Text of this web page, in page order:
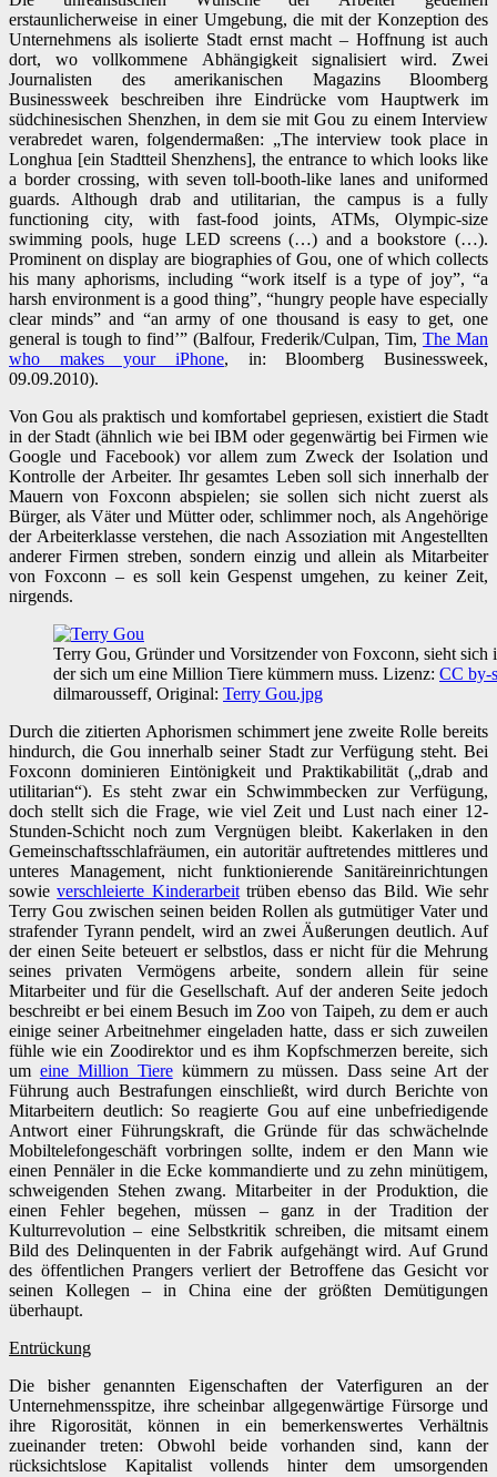
erstaunlicherweise in einer Umgebung, die mit der Konzeption des
Unternehmens als isolierte Stadt ernst macht – Hoffnung ist auch
dort, wo vollkommene Abhängigkeit signalisiert wird. Zwei
Journalisten des amerikanischen Magazins Bloomberg
Businessweek beschreiben ihre Eindrücke vom Hauptwerk im
südchinesischen Shenzhen, in dem sie mit Gou zu einem Interview
verabredet waren, folgendermaßen: „The interview took place in
Longhua [ein Stadtteil Shenzhens], the entrance to which looks like
a border crossing, with seven toll-booth-like lanes and uniformed
guards. Although drab and utilitarian, the campus is a fully
functioning city, with fast-food joints, ATMs, Olympic-size
swimming pools, huge LED screens (…) and a bookstore (…).
Prominent on display are biographies of Gou, one of which collects
his many aphorisms, including “work itself is a type of joy”, “a
harsh environment is a good thing”, “hungry people have especially
clear minds” and “an army of one thousand is easy to get, one
general is tough to find’” (Balfour, Frederik/Culpan, Tim, The Man
who makes your iPhone, in: Bloomberg Businessweek,
09.09.2010).
Von Gou als praktisch und komfortabel gepriesen, existiert die Stadt
in der Stadt (ähnlich wie bei IBM oder gegenwärtig bei Firmen wie
Google und Facebook) vor allem zum Zweck der Isolation und
Kontrolle der Arbeiter. Ihr gesamtes Leben soll sich innerhalb der
Mauern von Foxconn abspielen; sie sollen sich nicht zuerst als
Bürger, als Väter und Mütter oder, schlimmer noch, als Angehörige
der Arbeiterklasse verstehen, die nach Assoziation mit Angestellten
anderer Firmen streben, sondern einzig und allein als Mitarbeiter
von Foxconn – es soll kein Gespenst umgehen, zu keiner Zeit,
nirgends.
Terry Gou, Gründer und Vorsitzender von Foxconn, sieht sich
der sich um eine Million Tiere kümmern muss. Lizenz: CC by-
dilmarousseff, Original: Terry Gou.jpg
Durch die zitierten Aphorismen schimmert jene zweite Rolle bereits
hindurch, die Gou innerhalb seiner Stadt zur Verfügung steht. Bei
Foxconn dominieren Eintönigkeit und Praktikabilität („drab and
utilitarian“). Es steht zwar ein Schwimmbecken zur Verfügung,
doch stellt sich die Frage, wie viel Zeit und Lust nach einer 12-
Stunden-Schicht noch zum Vergnügen bleibt. Kakerlaken in den
Gemeinschaftsschlafräumen, ein autoritär auftretendes mittleres und
unteres Management, nicht funktionierende Sanitäreinrichtungen
sowieverschleierte Kinderarbeittrüben ebenso das Bild. Wie sehr
Terry Gou zwischen seinen beiden Rollen als gutmütiger Vater und
strafender Tyrann pendelt, wird an zwei Äußerungen deutlich. Auf
der einen Seite beteuert er selbstlos, dass er nicht für die Mehrung
seines privaten Vermögens arbeite, sondern allein für seine
Mitarbeiter und für die Gesellschaft. Auf der anderen Seite jedoch
beschreibt er bei einem Besuch im Zoo von Taipeh, zu dem er auch
einige seiner Arbeitnehmer eingeladen hatte, dass er sich zuweilen
fühle wie ein Zoodirektor und es ihm Kopfschmerzen bereite, sich
um eine Million Tierekümmern zu müssen. Dass seine Art der
Führung auch Bestrafungen einschließt, wird durch Berichte von
Mitarbeitern deutlich: So reagierte Gou auf eine unbefriedigende
Antwort einer Führungskraft, die Gründe für das schwächelnde
Mobiltelefongeschäft vorbringen sollte, indem er den Mann wie
einen Pennäler in die Ecke kommandierte und zu zehn minütigem,
schweigenden Stehen zwang. Mitarbeiter in der Produktion, die
einen Fehler begehen, müssen – ganz in der Tradition der
Kulturrevolution – eine Selbstkritik schreiben, die mitsamt einem
Bild des Delinquenten in der Fabrik aufgehängt wird. Auf Grund
des öffentlichen Prangers verliert der Betroffene das Gesicht vor
seinen Kollegen – in China eine der größten Demütigungen
überhaupt.
Entrückung
Die bisher genannten Eigenschaften der Vaterfiguren an der
Unternehmensspitze, ihre scheinbar allgegenwärtige Fürsorge und
ihre Rigorosität, können in ein bemerkenswertes Verhältnis
zueinander treten: Obwohl beide vorhanden sind, kann der
rücksichtslose Kapitalist vollends hinter dem umsorgenden